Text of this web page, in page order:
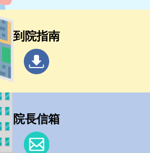
到院指南
院長信箱